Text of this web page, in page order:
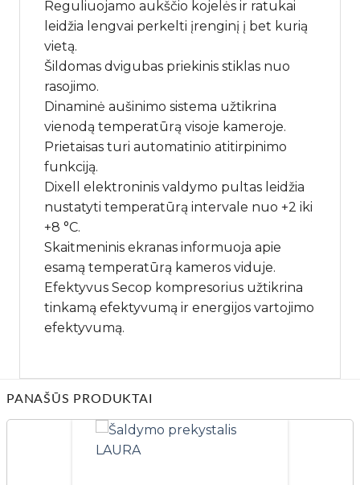
Reguliuojamo aukščio kojelės ir ratukai
leidžia lengvai perkelti įrenginį į bet kurią
vietą.
Šildomas dvigubas priekinis stiklas nuo
rasojimo.
Dinaminė aušinimo sistema užtikrina
vienodą temperatūrą visoje kameroje.
Prietaisas turi automatinio atitirpinimo
funkciją.
Dixell elektroninis valdymo pultas leidžia
nustatyti temperatūrą intervale nuo +2 iki
+8 °C.
Skaitmeninis ekranas informuoja apie
esamą temperatūrą kameros viduje.
Efektyvus Secop kompresorius užtikrina
tinkamą efektyvumą ir energijos vartojimo
efektyvumą.
PANAŠŪS PRODUKTAI